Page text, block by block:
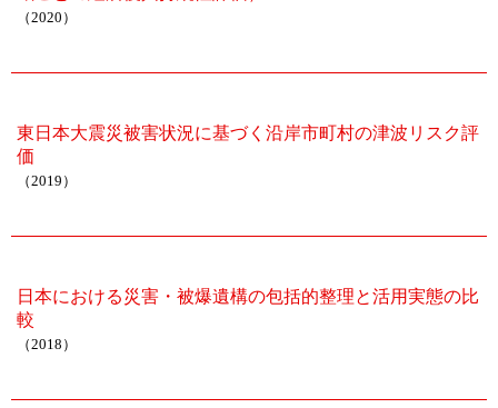
（2020）
東日本大震災被害状況に基づく沿岸市町村の津波リスク評
価
（2019）
日本における災害・被爆遺構の包括的整理と活用実態の比
較
（2018）